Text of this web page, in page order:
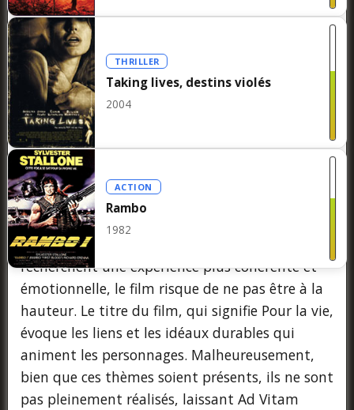
films de genre. Cependant, son rythme inégal,
ses personnages sous-développés et sa
structure narrative alambiquée l'empêchent
d'atteindre son plein potentiel.
Ad Vitam est une entrée solide, bien
qu'imparfaite, dans le genre du thriller
d'action. Il met en valeur la polyvalence de
Guillaume Canet en tant qu'acteur et cinéaste,
et offre suffisamment de moments
d'adrénaline pour satisfaire les spectateurs
occasionnels. Cependant, pour ceux qui
recherchent une expérience plus cohérente et
émotionnelle, le film risque de ne pas être à la
hauteur. Le titre du film, qui signifie Pour la vie,
évoque les liens et les idéaux durables qui
animent les personnages. Malheureusement,
bien que ces thèmes soient présents, ils ne sont
pas pleinement réalisés, laissant Ad Vitam
THRILLER
Taking lives, destins violés
2004
ACTION
Rambo
1982